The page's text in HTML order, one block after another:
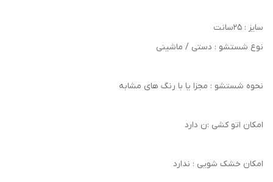
سایز : ۲۵سانت
نوع شستشو : دستی / ماشینی
نحوه شستشو : مجزا یا با رنگ های مشابه
امکان اتو کشی :ن دارد
امکان خشک‌ شویی : ندارد